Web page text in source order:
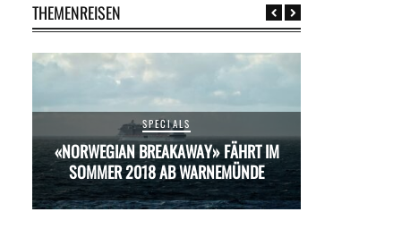
THEMENREISEN
SPECIALS
«NORWEGIAN BREAKAWAY» FÄHRT IM
SOMMER 2018 AB WARNEMÜNDE